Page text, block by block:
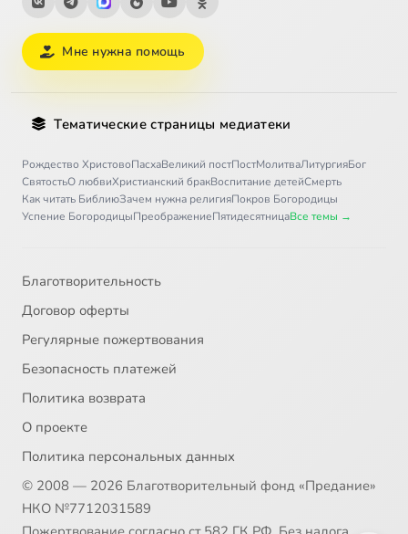
Мне нужна помощь
Тематические страницы медиатеки
Рождество ХристовоПасхаВеликий постПостМолитваЛитургияБог
СвятостьО любвиХристианский бракВоспитание детейСмерть
Как читать БиблиюЗачем нужна религияПокров Богородицы
Успение БогородицыПреображениеПятидесятницаВсе темы →
Благотворительность
Договор оферты
Регулярные пожертвования
Безопасность платежей
Политика возврата
О проекте
Политика персональных данных
© 2008 — 2026 Благотворительный фонд «Предание»
НКО №7712031589